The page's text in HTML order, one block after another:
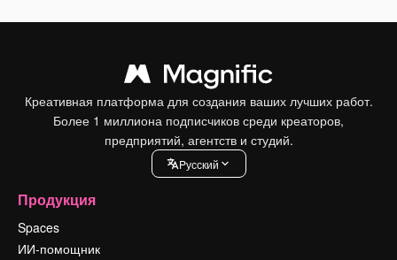
Креативная платформа для создания ваших лучших работ.
Более 1 миллиона подписчиков среди креаторов,
предприятий, агентств и студий.
Pусский
Продукция
Spaces
ИИ-помощник